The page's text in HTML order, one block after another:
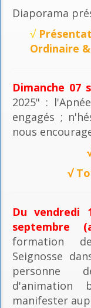
Diaporama
√
Ordinaire
Dimanche 07
2025" :
engagés ;
nous
√
Du vendredi
septembre
formation
Seignosse
personne
d'animation
manifester